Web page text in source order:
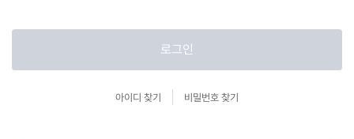
로그인
아이디 찾기 비밀번호 찾기